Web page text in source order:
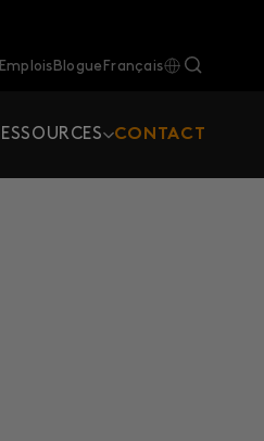
EmploisBlogue Français
CONTACT